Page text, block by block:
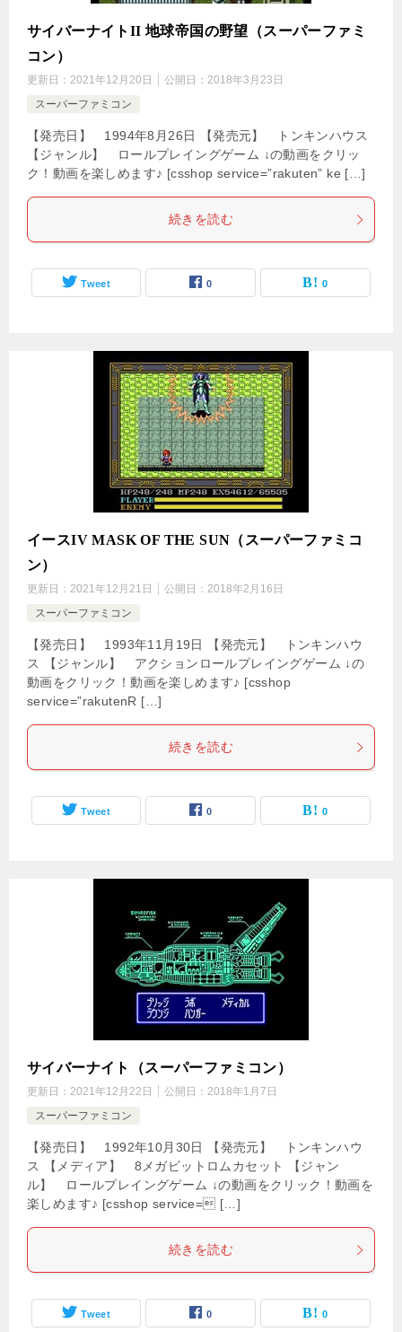
サイバーナイトII 地球帝国の野望（スーパーファミ
コン）
更新日： 2021年12月20日 公開日： 2018年3月23日
スーパーファミコン
【発売日】 1994年8月26日 【発売元】 トンキンハウス
【ジャンル】 ロールプレイングゲーム ↓の動画をクリッ
ク！動画を楽しめます♪ [csshop service=”rakuten” ke […]
続きを読む
Tweet 0 0
イースIV MASK OF THE SUN（スーパーファミコ
ン）
更新日： 2021年12月21日 公開日： 2018年2月16日
スーパーファミコン
【発売日】 1993年11月19日 【発売元】 トンキンハウ
ス 【ジャンル】 アクションロールプレイングゲーム ↓の
動画をクリック！動画を楽しめます♪ [csshop
service=”rakutenR […]
続きを読む
Tweet 0 0
サイバーナイト（スーパーファミコン）
更新日： 2021年12月22日 公開日： 2018年1月7日
スーパーファミコン
【発売日】 1992年10月30日 【発売元】 トンキンハウ
ス 【メディア】 8メガビットロムカセット 【ジャン
ル】 ロールプレイングゲーム ↓の動画をクリック！動画を
楽しめます♪ [csshop service= […]
続きを読む
Tweet 0 0